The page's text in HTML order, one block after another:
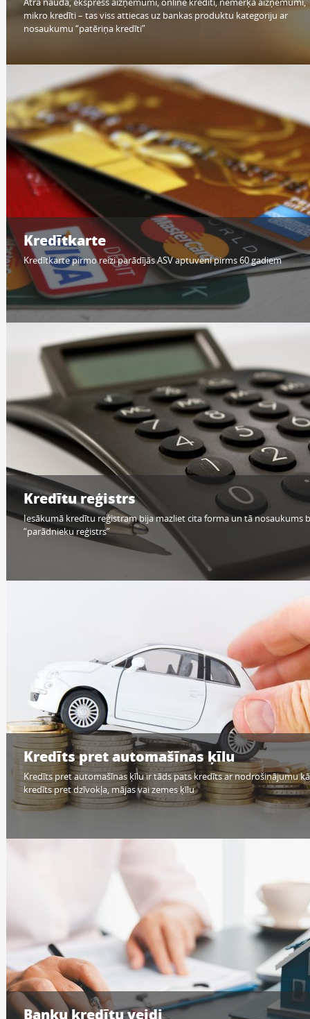
mikro kredīti – tas viss attiecas uz bankas produktu kategoriju ar
nosaukumu “patēriņa kredīti”
Kredītkarte
Kredītkarte pirmo reizi parādījās ASV aptuveni pirms 60 gadiem
Kredītu reģistrs
Iesākumā kredītu reģistram bija mazliet cita forma un tā nosaukums
“parādnieku reģistrs”
Kredīts pret automašīnas ķīlu
Kredīts pret automašīnas ķīlu ir tāds pats kredīts ar nodrošinājumu kā
kredīts pret dzīvokļa, mājas vai zemes ķīlu
Banku kredītu veidi